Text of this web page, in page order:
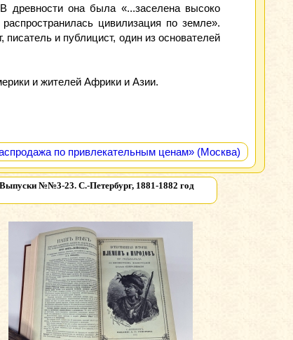
древности она была «...заселена высоко
цивилизация по земле».
и публицист, один из основателей
и жителей Африки и Азии.
по привлекательным ценам» (Москва)
№№3-23. С.-Петербург, 1881-1882 год